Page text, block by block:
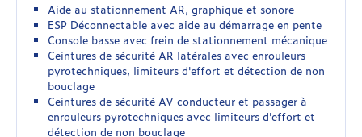
Aide au stationnement AR, graphique et sonore
ESP Déconnectable avec aide au démarrage en pente
Console basse avec frein de stationnement mécanique
Ceintures de sécurité AR latérales avec enrouleurs
pyrotechniques, limiteurs d'effort et détection de non
bouclage
Ceintures de sécurité AV conducteur et passager à
enrouleurs pyrotechniques avec limiteurs d'effort et
détection de non bouclage